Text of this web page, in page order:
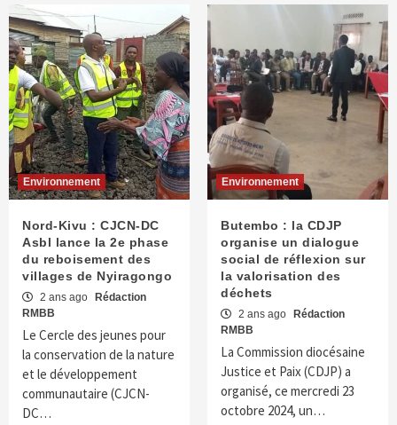
Environnement
Nord-Kivu : CJCN-DC
Asbl lance la 2e phase
du reboisement des
villages de Nyiragongo
2 ans ago
Rédaction
RMBB
Le Cercle des jeunes pour
la conservation de la nature
et le développement
communautaire (CJCN-
DC…
Environnement
Butembo : la CDJP
organise un dialogue
social de réflexion sur
la valorisation des
déchets
2 ans ago
Rédaction
RMBB
La Commission diocésaine
Justice et Paix (CDJP) a
organisé, ce mercredi 23
octobre 2024, un…